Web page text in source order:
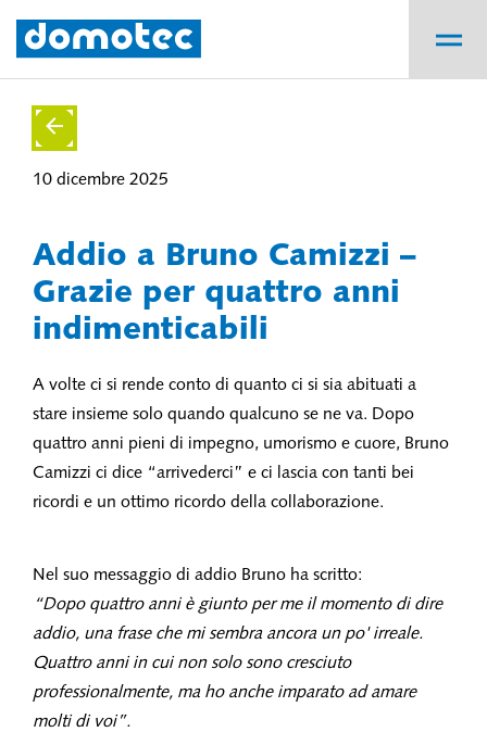
10 dicembre 2025
Addio a Bruno Camizzi –
Grazie per quattro anni
indimenticabili
A volte ci si rende conto di quanto ci si sia abituati a
stare insieme solo quando qualcuno se ne va. Dopo
quattro anni pieni di impegno, umorismo e cuore, Bruno
Camizzi ci dice “arrivederci” e ci lascia con tanti bei
ricordi e un ottimo ricordo della collaborazione.
Nel suo messaggio di addio Bruno ha scritto:
“Dopo quattro anni è giunto per me il momento di dire
addio, una frase che mi sembra ancora un po' irreale.
Quattro anni in cui non solo sono cresciuto
professionalmente, ma ho anche imparato ad amare
molti di voi”.